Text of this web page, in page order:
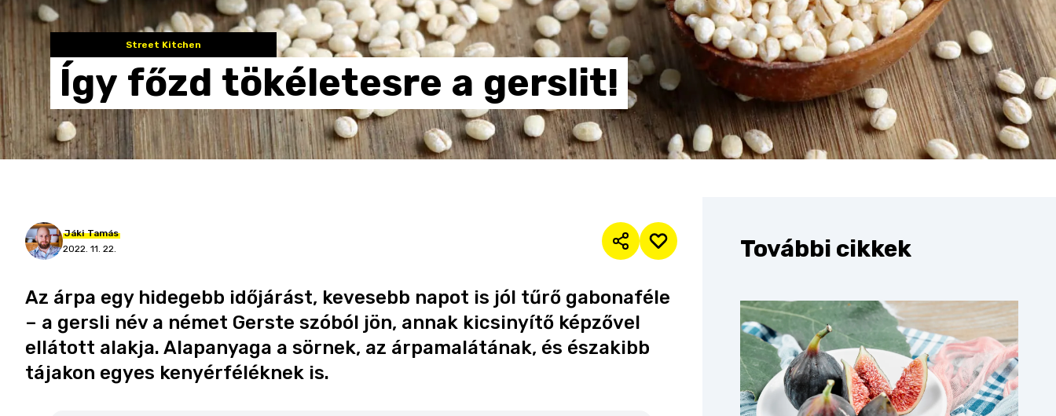
Street Kitchen
Így főzd tökéletesre a gerslit!
Jáki Tamás
2022. 11. 22.
Az árpa egy hidegebb időjárást, kevesebb napot is jól tűrő gabonaféle
– a gersli név a német Gerste szóból jön, annak kicsinyítő képzővel
ellátott alakja. Alapanyaga a sörnek, az árpamalátának, és északibb
tájakon egyes kenyérféléknek is.
További cikkek